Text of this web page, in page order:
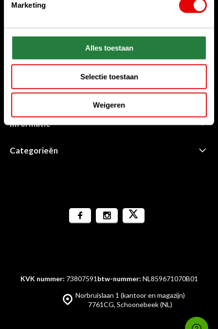
Marketing
Alles toestaan
Selectie toestaan
Weigeren
Stuur ons een e-mail
sales@golfdriver.nl
Klantenservice
Informatie
Categorieën
Norbruislaan 1 (kantoor en magazijn)
7761CG, Schoonebeek (NL)
KVK nummer: 73807591 btw-nummer: NL859671070B01